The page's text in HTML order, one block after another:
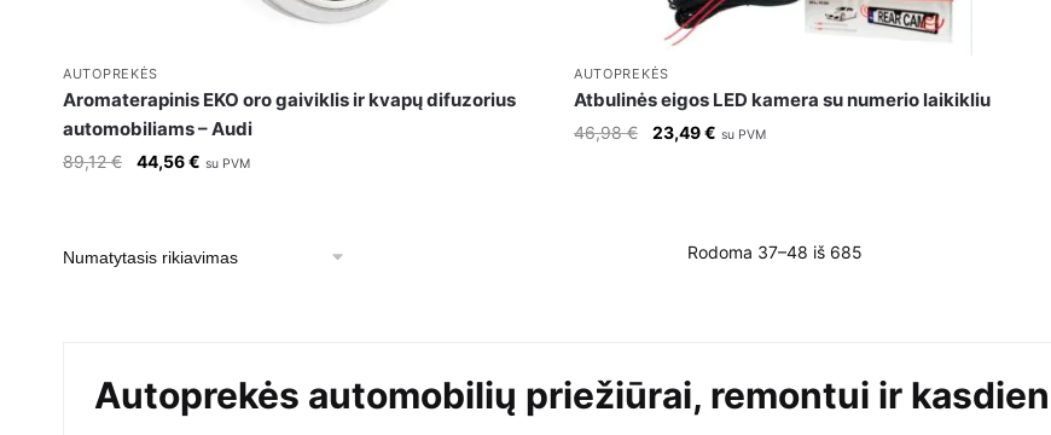
AUTOPREKĖS
Aromaterapinis EKO oro gaiviklis ir kvapų difuzorius
automobiliams – Audi
89,12€
Original
44,56€ Current
su PVM
AUTOPREKĖS
Atbulinės eigos LED kamera su numerio laikikliu
46,98€
Original
23,49€Current
su PVM
Rodoma 37–48 iš 685
Autoprekės automobilių priežiūrai, remontui ir